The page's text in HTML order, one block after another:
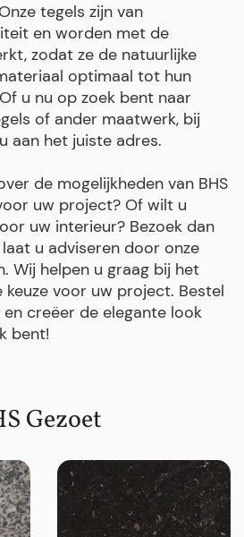
tegels zijn van
en worden met de
zodat ze de natuurlijke
optimaal tot hun
u nu op zoek bent naar
of ander maatwerk, bij
aan het juiste adres.
de mogelijkheden van BHS
uw project? Of wilt u
uw interieur? Bezoek dan
u adviseren door onze
Wij helpen u graag bij het
keuze voor uw project. Bestel
creëer de elegante look
bent!
Gezoet